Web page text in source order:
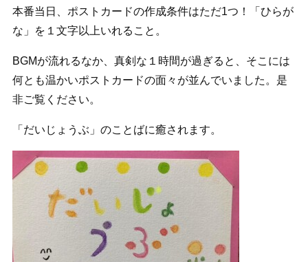
本番当日、ポストカードの作成条件はただ1つ！「ひらが
な」を１文字以上いれること。
BGMが流れるなか、真剣な１時間が過ぎると、そこには
何とも温かいポストカードの面々が並んでいました。是
非ご覧ください。
「だいじょうぶ」のことばに癒されます。